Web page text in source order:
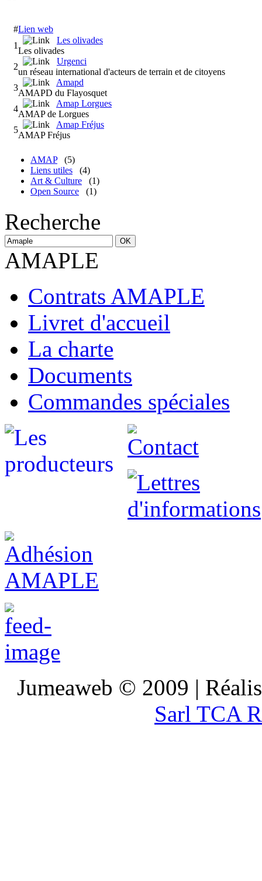
#Lien web
1
Les olivades
Les olivades
2
Urgenci
un réseau international d'acteurs de terrain et de citoyens
3
Amapd
AMAPD du Flayosquet
4
Amap Lorgues
AMAP de Lorgues
5
Amap Fréjus
AMAP Fréjus
AMAP
(5)
Liens utiles
(4)
Art & Culture
(1)
Open Source
(1)
Recherche
AMAPLE
Contrats AMAPLE
Livret d'accueil
La charte
Documents
Commandes spéciales
Jumeaweb © 2009 |
Sarl TCA